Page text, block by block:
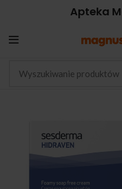
Apteka